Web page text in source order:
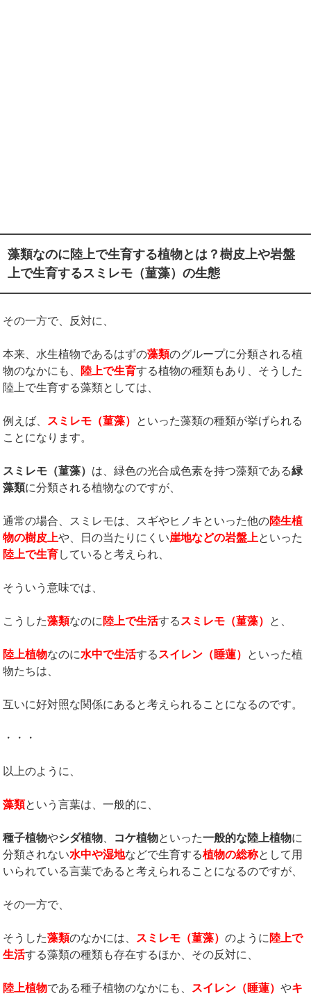
藻類なのに陸上で生育する植物とは？樹皮上や岩盤
上で生育するスミレモ（菫藻）の生態
その一方で、反対に、
本来、水生植物であるはずの藻類のグループに分類される植
物のなかにも、 陸上で生育する植物の種類もあり、そうした
陸上で生育する藻類としては、
例えば、 スミレモ（菫藻） といった藻類の種類が挙げられる
ことになります。
スミレモ（菫藻） は、緑色の光合成色素を持つ藻類である緑
藻類に分類される植物なのですが、
通常の場合、スミレモは、スギやヒノキといった他の陸生植
物の樹皮上や、日の当たりにくい崖地などの岩盤上といった
陸上で生育 していると考えられ、
そういう意味では、
こうした藻類なのに陸上で生活するスミレモ（菫藻） と、
陸上植物なのに水中で生活するスイレン（睡蓮） といった植
物たちは、
互いに好対照な関係にあると考えられることになるのです。
・・・
以上のように、
藻類という言葉は、一般的に、
種子植物やシダ植物、 コケ植物といった一般的な陸上植物に
分類されない水中や湿地などで生育する植物の総称として用
いられている言葉であると考えられることになるのですが、
その一方で、
そうした藻類のなかには、 スミレモ（菫藻）のように陸上で
生活する藻類の種類も存在するほか、その反対に、
陸上植物である種子植物のなかにも、 スイレン（睡蓮）やキ